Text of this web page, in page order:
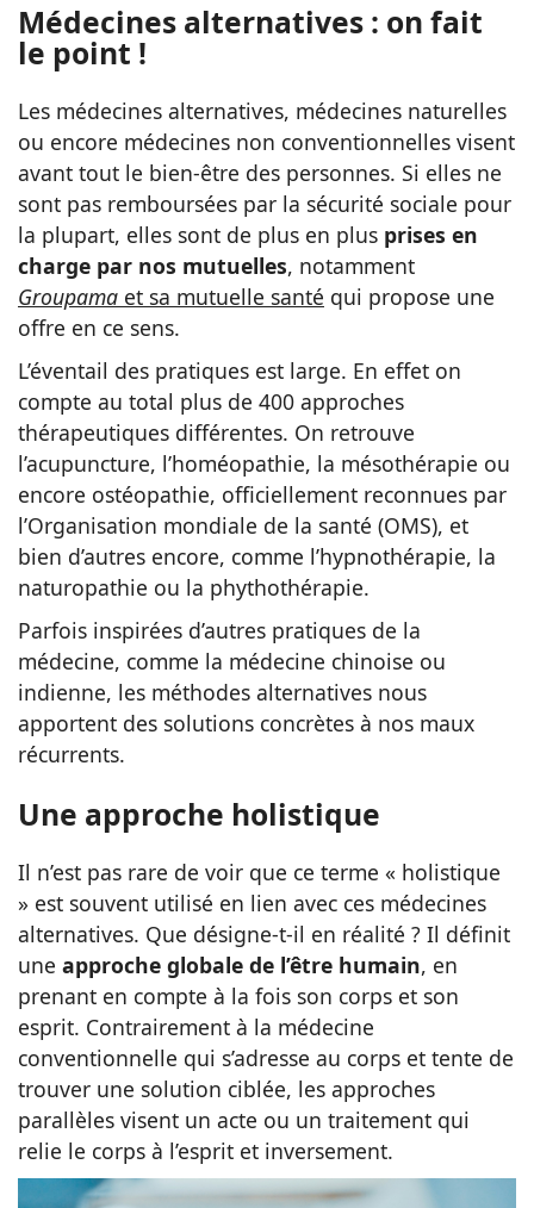
Médecines alternatives : on fait
le point !
Les médecines alternatives, médecines naturelles
ou encore médecines non conventionnelles visent
avant tout le bien-être des personnes. Si elles ne
sont pas remboursées par la sécurité sociale pour
la plupart, elles sont de plus en plus prises en
charge par nos mutuelles, notamment
Groupama et sa mutuelle santé qui propose une
offre en ce sens.
L’éventail des pratiques est large. En effet on
compte au total plus de 400 approches
thérapeutiques différentes. On retrouve
l’acupuncture, l’homéopathie, la mésothérapie ou
encore ostéopathie, officiellement reconnues par
l’Organisation mondiale de la santé (OMS), et
bien d’autres encore, comme l’hypnothérapie, la
naturopathie ou la phythothérapie.
Parfois inspirées d’autres pratiques de la
médecine, comme la médecine chinoise ou
indienne, les méthodes alternatives nous
apportent des solutions concrètes à nos maux
récurrents.
Une approche holistique
Il n’est pas rare de voir que ce terme « holistique
» est souvent utilisé en lien avec ces médecines
alternatives. Que désigne-t-il en réalité ? Il définit
une approche globale de l’être humain, en
prenant en compte à la fois son corps et son
esprit. Contrairement à la médecine
conventionnelle qui s’adresse au corps et tente de
trouver une solution ciblée, les approches
parallèles visent un acte ou un traitement qui
relie le corps à l’esprit et inversement.